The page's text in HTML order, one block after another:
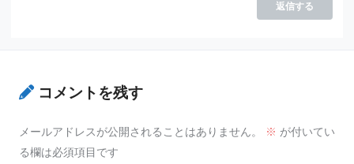
返信する
コメントを残す
メールアドレスが公開されることはありません。 ※ が付いてい
る欄は必須項目です